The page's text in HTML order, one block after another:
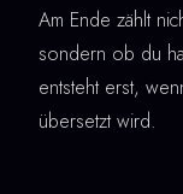
Am Ende zählt
sondern ob du
entsteht erst,
übersetzt wird.